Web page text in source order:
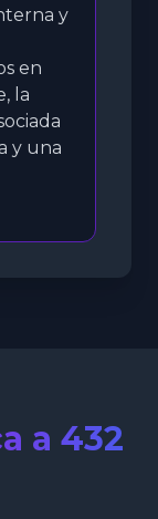
y
en
la
y una
a 432